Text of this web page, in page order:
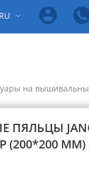
RU
на
ПЯЛЬЦЫ
(200*200 ММ)